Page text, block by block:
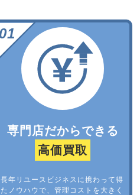
専門店だからできる
高価買取
長年リユースビジネスに携わって得
たノウハウで、管理コストを大きく